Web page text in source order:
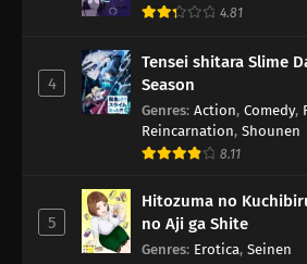
4.81
4
Tensei shitara Slime
Season
Genres: Action, Comedy,
Reincarnation, Shounen
8.11
5
Hitozuma no
no Aji ga Shite
Genres: Erotica, Seinen